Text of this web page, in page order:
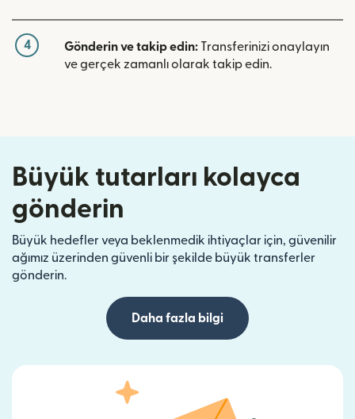
4 Gönderin ve takip edin: Transferinizi onaylayın
ve gerçek zamanlı olarak takip edin.
Büyük tutarları kolayca
gönderin
Büyük hedefler veya beklenmedik ihtiyaçlar için, güvenilir
ağımız üzerinden güvenli bir şekilde büyük transferler
gönderin.
Daha fazla bilgi